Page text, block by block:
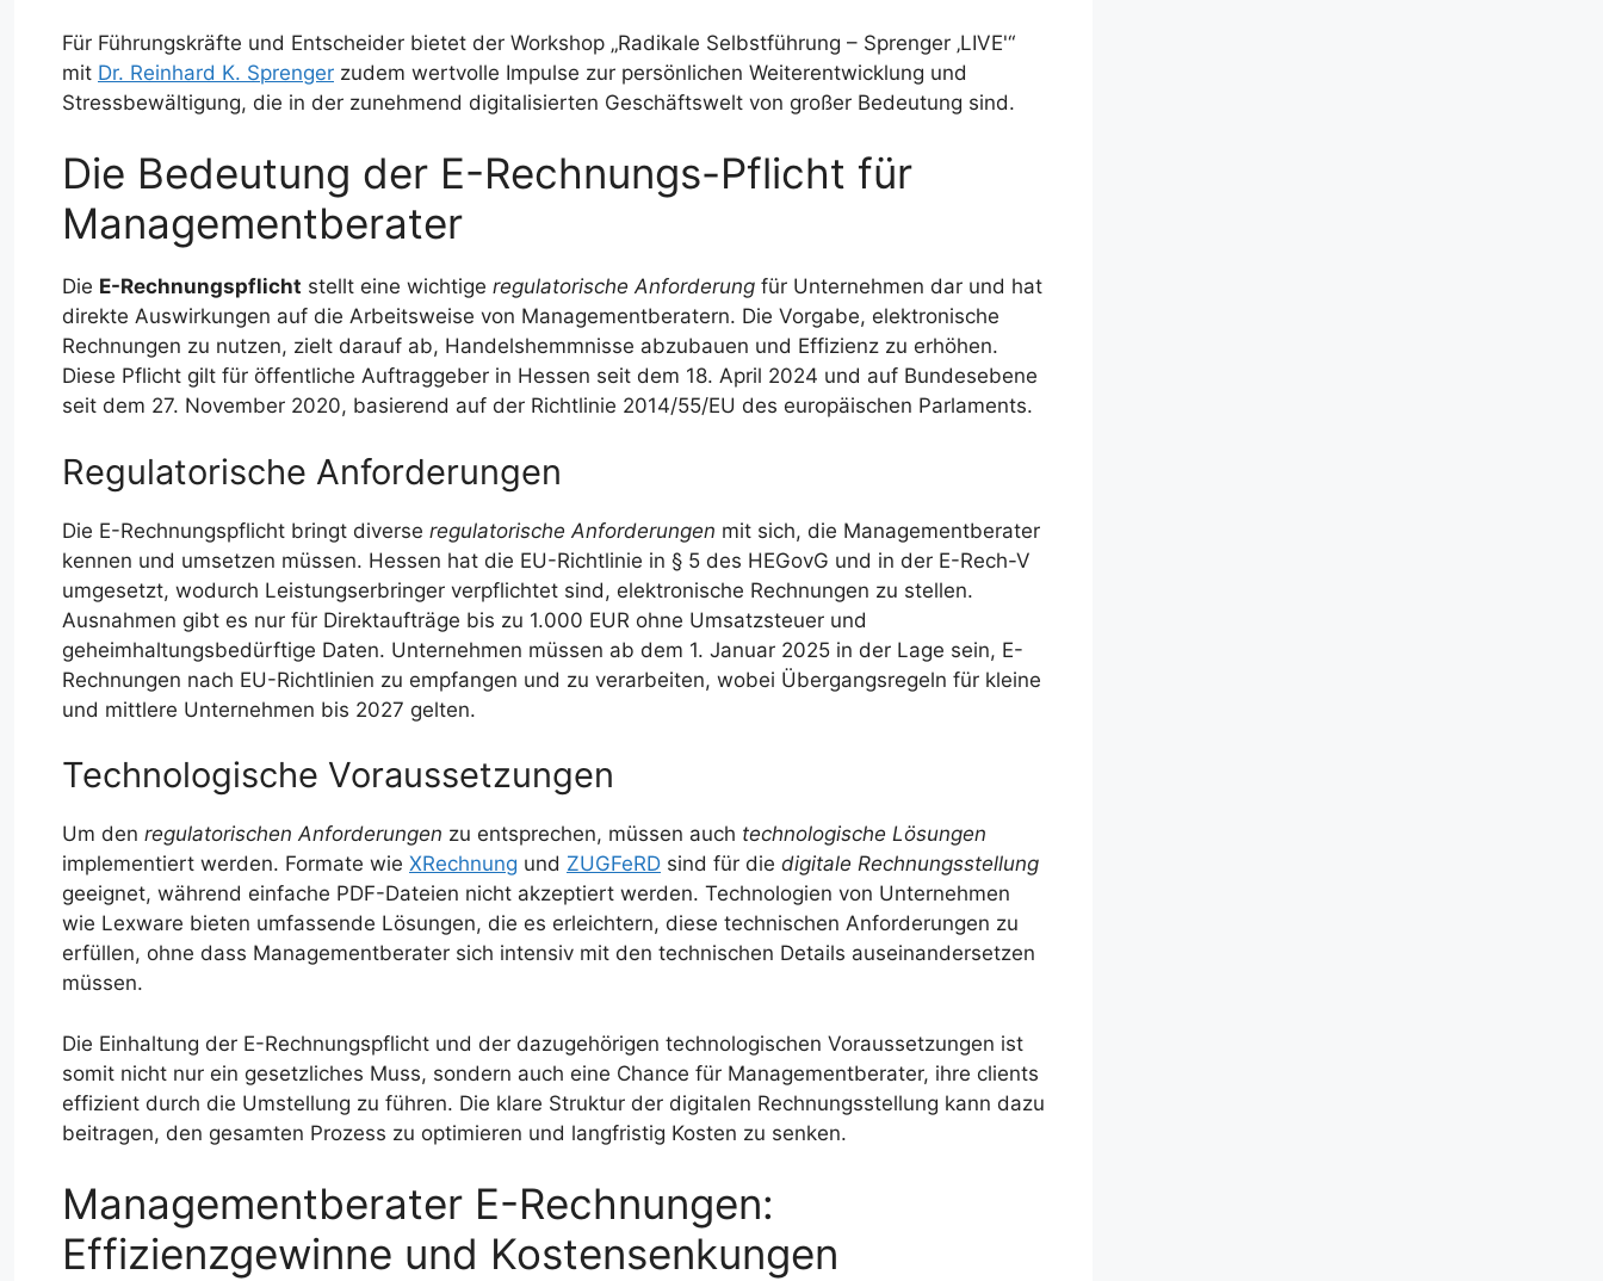
Für Führungskräfte und Entscheider bietet der Workshop „Radikale Selbstführung – Sprenger ‚LIVE'“
mit Dr. Reinhard K. Sprenger zudem wertvolle Impulse zur persönlichen Weiterentwicklung und
Stressbewältigung, die in der zunehmend digitalisierten Geschäftswelt von großer Bedeutung sind.
Die Bedeutung der E-Rechnungs-Pflicht für
Managementberater
Die E-Rechnungspflicht stellt eine wichtige regulatorische Anforderung für Unternehmen dar und hat
direkte Auswirkungen auf die Arbeitsweise von Managementberatern. Die Vorgabe, elektronische
Rechnungen zu nutzen, zielt darauf ab, Handelshemmnisse abzubauen und Effizienz zu erhöhen.
Diese Pflicht gilt für öffentliche Auftraggeber in Hessen seit dem 18. April 2024 und auf Bundesebene
seit dem 27. November 2020, basierend auf der Richtlinie 2014/55/EU des europäischen Parlaments.
Regulatorische Anforderungen
Die E-Rechnungspflicht bringt diverse regulatorische Anforderungen mit sich, die Managementberater
kennen und umsetzen müssen. Hessen hat die EU-Richtlinie in § 5 des HEGovG und in der E-Rech-V
umgesetzt, wodurch Leistungserbringer verpflichtet sind, elektronische Rechnungen zu stellen.
Ausnahmen gibt es nur für Direktaufträge bis zu 1.000 EUR ohne Umsatzsteuer und
geheimhaltungsbedürftige Daten. Unternehmen müssen ab dem 1. Januar 2025 in der Lage sein, E-
Rechnungen nach EU-Richtlinien zu empfangen und zu verarbeiten, wobei Übergangsregeln für kleine
und mittlere Unternehmen bis 2027 gelten.
Technologische Voraussetzungen
Um den regulatorischen Anforderungen zu entsprechen, müssen auch technologische Lösungen
implementiert werden. Formate wie XRechnung und ZUGFeRD sind für die digitale Rechnungsstellung
geeignet, während einfache PDF-Dateien nicht akzeptiert werden. Technologien von Unternehmen
wie Lexware bieten umfassende Lösungen, die es erleichtern, diese technischen Anforderungen zu
erfüllen, ohne dass Managementberater sich intensiv mit den technischen Details auseinandersetzen
müssen.
Die Einhaltung der E-Rechnungspflicht und der dazugehörigen technologischen Voraussetzungen ist
somit nicht nur ein gesetzliches Muss, sondern auch eine Chance für Managementberater, ihre clients
effizient durch die Umstellung zu führen. Die klare Struktur der digitalen Rechnungsstellung kann dazu
beitragen, den gesamten Prozess zu optimieren und langfristig Kosten zu senken.
Managementberater E-Rechnungen:
Effizienzgewinne und Kostensenkungen